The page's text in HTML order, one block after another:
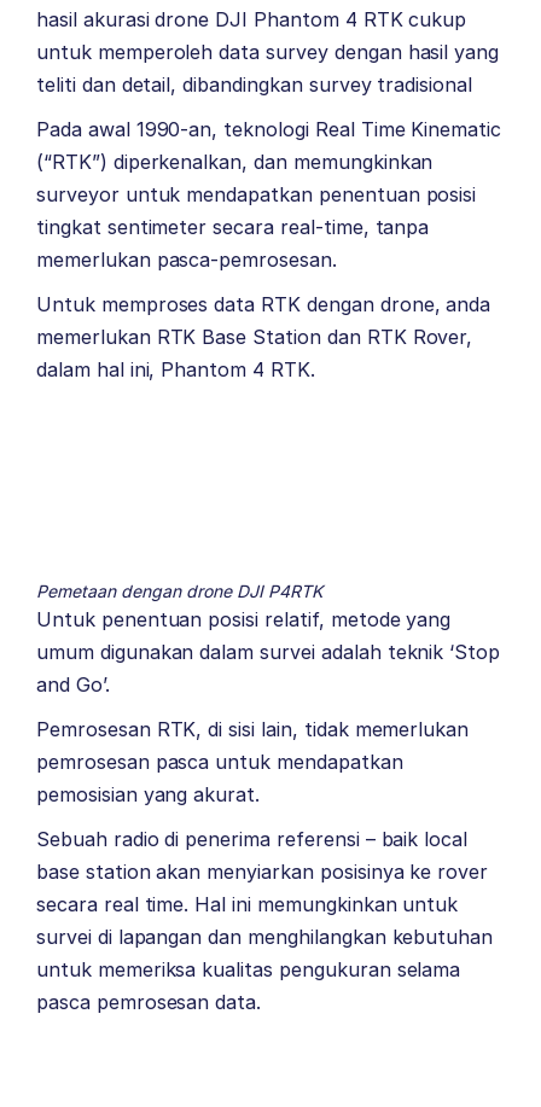
hasil akurasi drone DJI Phantom 4 RTK cukup
untuk memperoleh data survey dengan hasil yang
teliti dan detail, dibandingkan survey tradisional
Pada awal 1990-an, teknologi Real Time Kinematic
(“RTK”) diperkenalkan, dan memungkinkan
surveyor untuk mendapatkan penentuan posisi
tingkat sentimeter secara real-time, tanpa
memerlukan pasca-pemrosesan.
Untuk memproses data RTK dengan drone, anda
memerlukan RTK Base Station dan RTK Rover,
dalam hal ini, Phantom 4 RTK.
Pemetaan dengan drone DJI P4RTK
Untuk penentuan posisi relatif, metode yang
umum digunakan dalam survei adalah teknik ‘Stop
and Go’.
Pemrosesan RTK, di sisi lain, tidak memerlukan
pemrosesan pasca untuk mendapatkan
pemosisian yang akurat.
Sebuah radio di penerima referensi – baik local
base station akan menyiarkan posisinya ke rover
secara real time. Hal ini memungkinkan untuk
survei di lapangan dan menghilangkan kebutuhan
untuk memeriksa kualitas pengukuran selama
pasca pemrosesan data.